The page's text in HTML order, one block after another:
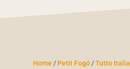
Home / Petit Fogó /Tutto Italia